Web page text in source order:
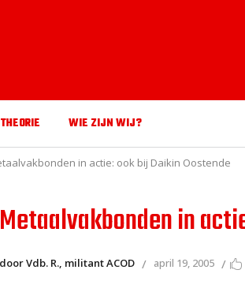
THEORIE WIE ZIJN WIJ?
in actie: ook bij Daikin Oostende
Metaalvakbonden in
door Vdb. R., militant ACOD april 19, 2005